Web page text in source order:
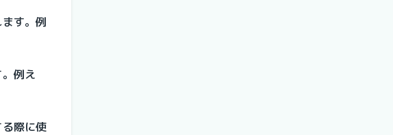
す。例
例え
際に使